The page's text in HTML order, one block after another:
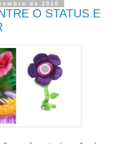
de 2010
O STATUS E